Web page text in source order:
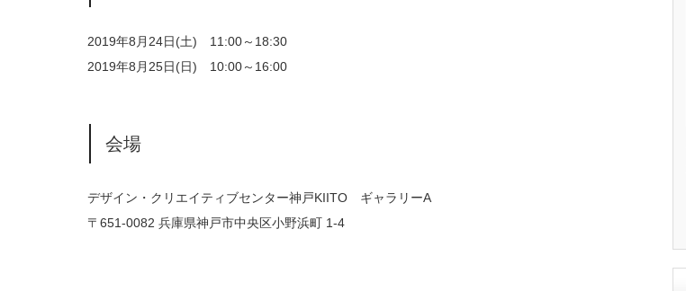
2019年8月24日(土) 11:00～18:30
2019年8月25日(日) 10:00～16:00
会場
デザイン・クリエイティブセンター神戸KIITO ギャラリーA
〒651-0082 兵庫県神戸市中央区小野浜町 1-4